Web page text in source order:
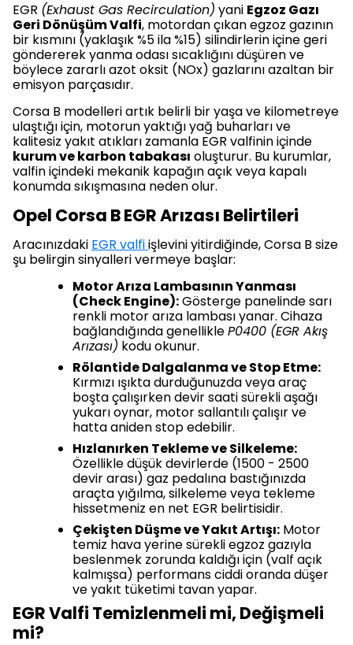
EGR (Exhaust Gas Recirculation) yani Egzoz Gazı
Geri Dönüşüm Valfi, motordan çıkan egzoz gazının
bir kısmını (yaklaşık %5 ila %15) silindirlerin içine geri
göndererek yanma odası sıcaklığını düşüren ve
böylece zararlı azot oksit (NOx) gazlarını azaltan bir
emisyon parçasıdır.
Corsa B modelleri artık belirli bir yaşa ve kilometreye
ulaştığı için, motorun yaktığı yağ buharları ve
kalitesiz yakıt atıkları zamanla EGR valfinin içinde
kurum ve karbon tabakası oluşturur. Bu kurumlar,
valfin içindeki mekanik kapağın açık veya kapalı
konumda sıkışmasına neden olur.
Opel Corsa B EGR Arızası Belirtileri
Aracınızdaki EGR valfiişlevini yitirdiğinde, Corsa B size
şu belirgin sinyalleri vermeye başlar:
Motor Arıza Lambasının Yanması
(Check Engine):Gösterge panelinde sarı
renkli motor arıza lambası yanar. Cihaza
bağlandığında genellikleP0400 (EGR Akış
Arızası) kodu okunur.
Rölantide Dalgalanma ve Stop Etme:
Kırmızı ışıkta durduğunuzda veya araç
boşta çalışırken devir saati sürekli aşağı
yukarı oynar, motor sallantılı çalışır ve
hatta aniden stop edebilir.
Hızlanırken Tekleme ve Silkeleme:
Özellikle düşük devirlerde (1500 - 2500
devir arası) gaz pedalına bastığınızda
araçta yığılma, silkeleme veya tekleme
hissetmeniz en net EGR belirtisidir.
Çekişten Düşme ve Yakıt Artışı: Motor
temiz hava yerine sürekli egzoz gazıyla
beslenmek zorunda kaldığı için (valf açık
kalmışsa) performans ciddi oranda düşer
ve yakıt tüketimi tavan yapar.
EGR Valfi Temizlenmeli mi, Değişmeli
mi?